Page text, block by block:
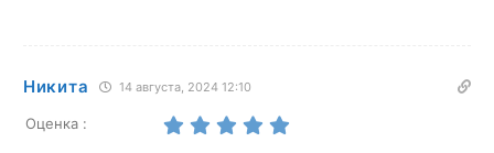
Никита 14 августа, 2024 12:10
Оценка :